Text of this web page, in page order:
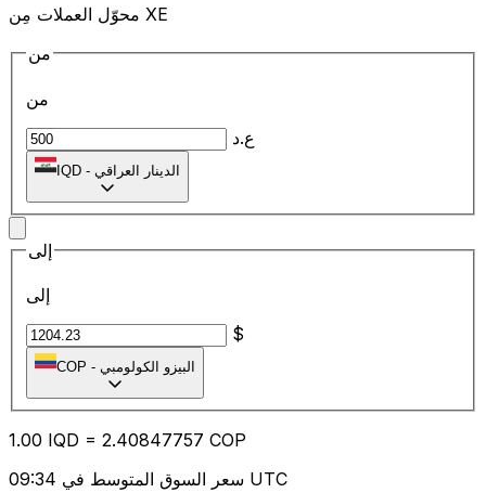
محوّل العملات مِن XE
من
من
ع.د
IQD - الدينار العراقي
إلى
إلى
$
COP - البيزو الكولومبي
1.00 IQD = 2.40847757 COP
سعر السوق المتوسط في 09:34 UTC